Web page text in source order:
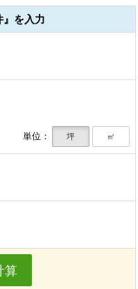
を入力
単位： 坪 ㎡
算